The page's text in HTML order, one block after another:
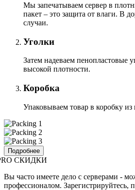
Мы запечатываем сервер в
пакет – это защита от влаги. В
случаи.
Уголки
Затем надеваем пенопластовые
высокой плотности.
Коробка
Упаковываем товар в коробку из
Подробнее
СКИДКИ
Вы часто имеете дело с серверами -
профессионалом. Зарегистрируйтесь,